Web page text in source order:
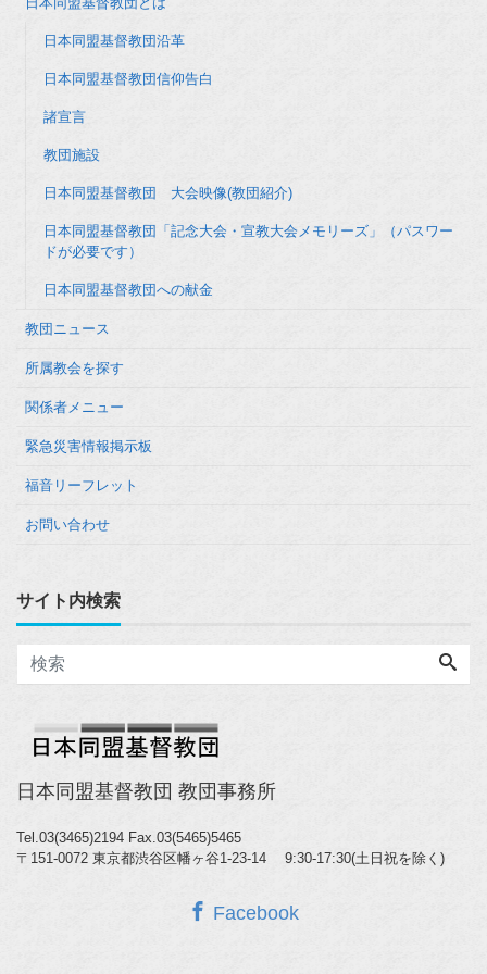
日本同盟基督教団沿革
日本同盟基督教団信仰告白
諸宣言
教団施設
日本同盟基督教団 大会映像(教団紹介)
日本同盟基督教団「記念大会・宣教大会メモリーズ」（パスワー
ドが必要です）
日本同盟基督教団への献金
教団ニュース
所属教会を探す
関係者メニュー
緊急災害情報掲示板
福音リーフレット
お問い合わせ
サイト内検索
日本同盟基督教団 教団事務所
Tel.03(3465)2194 Fax.03(5465)5465
〒151-0072 東京都渋谷区幡ヶ谷1-23-14 9:30-17:30(土日祝を除く)
Facebook